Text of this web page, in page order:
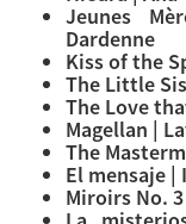
Jeunes
Dardenne
Kiss of the
The Little
The Love
Magellan |
The
El mensaje |
Miroirs No.